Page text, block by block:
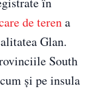
de terena
Glan.
South
și pe insula